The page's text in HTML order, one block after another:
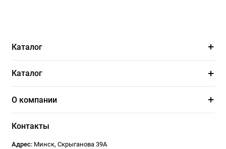
Каталог
Каталог
О компании
Контакты
Адрес: Минск, Скрыганова 39А